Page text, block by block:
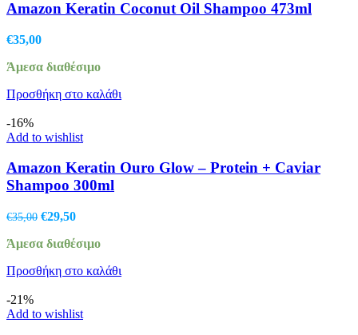
Amazon Keratin Coconut Oil Shampoo 473ml
€35,00
Άμεσα διαθέσιμο
Προσθήκη στο καλάθι
-16%
Add to wishlist
Amazon Keratin Ouro Glow – Protein + Caviar
Shampoo 300ml
€35,00 Original
was:
€29,50Η
τιμή
€29,50.
Άμεσα διαθέσιμο
Προσθήκη στο καλάθι
-21%
Add to wishlist